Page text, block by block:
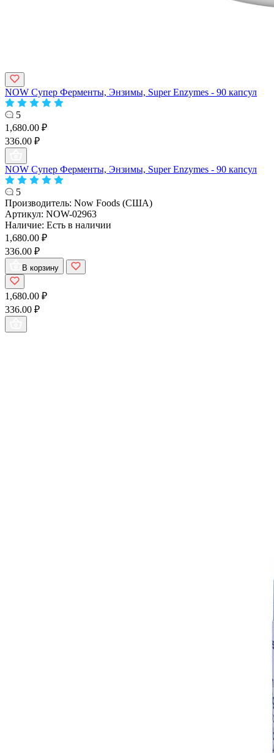
NOW Супер Ферменты, Энзимы, Super Enzymes - 90 капсул
5
1,680.00 ₽
336.00 ₽
NOW Супер Ферменты, Энзимы, Super Enzymes - 90 капсул
5
Производитель: Now Foods (США)
Артикул: NOW-02963
Наличие: Есть в наличии
1,680.00 ₽
336.00 ₽
В корзину
1,680.00 ₽
336.00 ₽